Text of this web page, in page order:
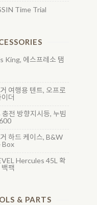
Time Trial
King, 에스프레소 탬
여행용 텐트, 오프로
더
충전 방향지시등, 누빔
하드 케이스, B&W
Box
Hercules 45L 확
팩
& PARTS